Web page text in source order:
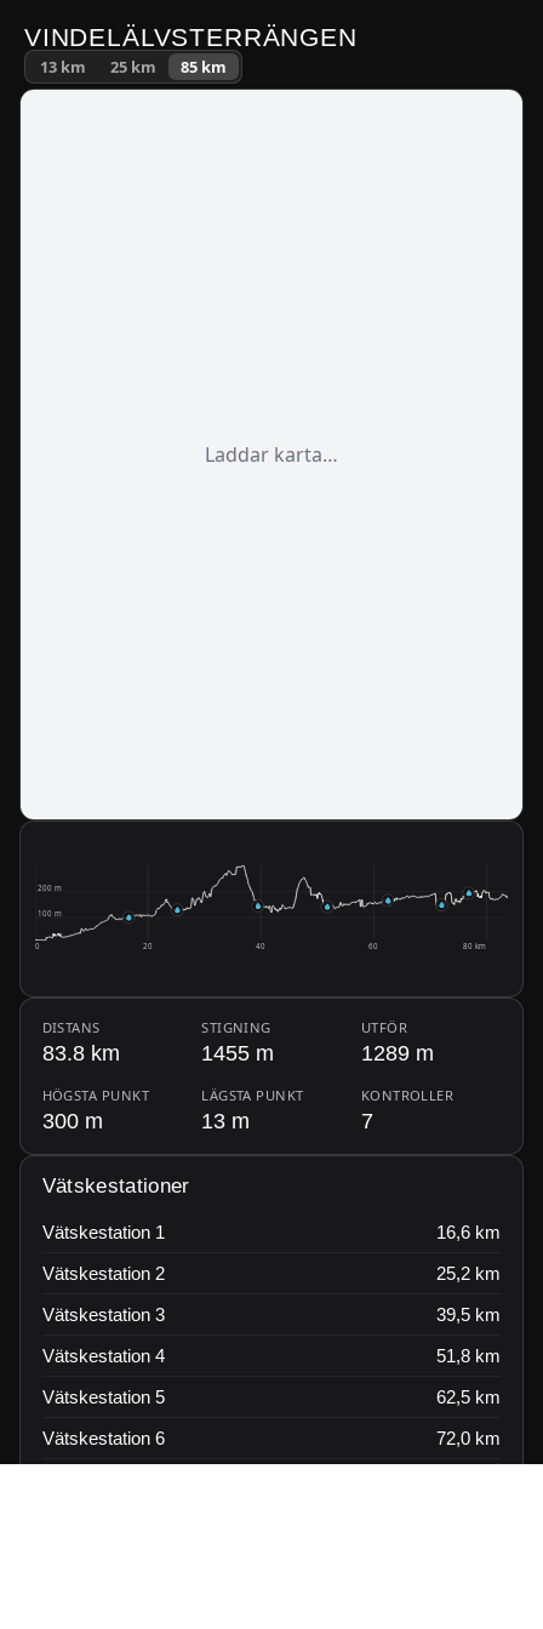
VINDELÄLVSTERRÄNGEN
13 km 25 km 85 km
Laddar karta…
100 m
200 m
0 20 40 60 80 km
DISTANS
83.8 km
STIGNING
1455 m
UTFÖR
1289 m
HÖGSTA PUNKT
300 m
LÄGSTA PUNKT
13 m
KONTROLLER
7
Vätskestationer
Vätskestation 1
16,6 km
Vätskestation 2
25,2 km
Vätskestation 3
39,5 km
Vätskestation 4
51,8 km
Vätskestation 5
62,5 km
Vätskestation 6
72,0 km